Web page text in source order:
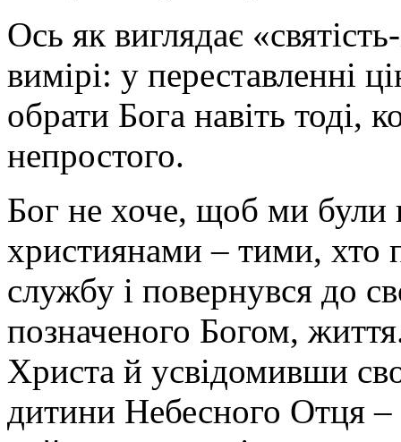
Ось як виглядає
вимірі: у переставленні
обрати Бога навіть тоді,
непростого.
Бог не хоче, щоб ми
християнами – тими, хто
службу і повернувся до
позначеного Богом,
Христа й усвідомивши
дитини Небесного Отця –